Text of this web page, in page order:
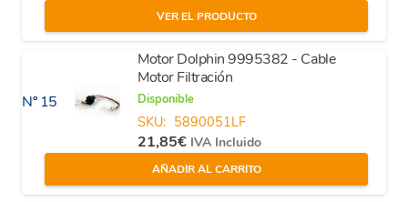
VER EL PRODUCTO
Nº 15
Motor Dolphin 9995382 - Cable
Motor Filtración
Disponible
SKU: 5890051LF
21,85€ IVA Incluido
AÑADIR AL CARRITO